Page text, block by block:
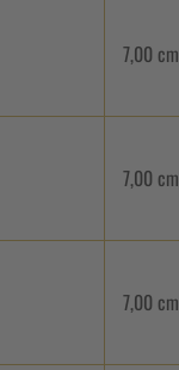
7,00 cm
7,00 cm
7,00 cm